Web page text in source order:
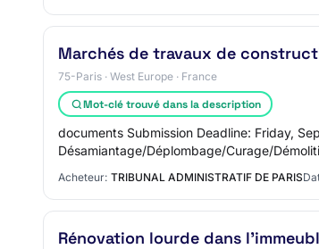
Marchés de travaux de
75-Paris · West Europe · France
Mot-clé trouvé dans la description
documents Submission Deadline: Friday,
Désamiantage/Déplombage/Curage/
Acheteur: TRIBUNAL ADMINISTRATIF DE PARIS
Rénovation lourde dans